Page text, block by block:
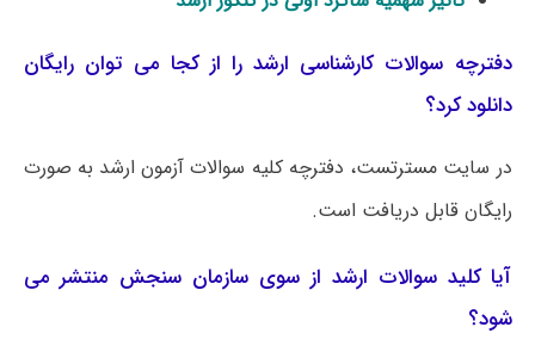
دفترچه سوالات کارشناسی ارشد را از کجا می توان رایگان
دانلود کرد؟
در سایت مسترتست، دفترچه کلیه سوالات آزمون ارشد به صورت
رایگان قابل دریافت است.
آیا کلید سوالات ارشد از سوی سازمان سنجش منتشر می
شود؟